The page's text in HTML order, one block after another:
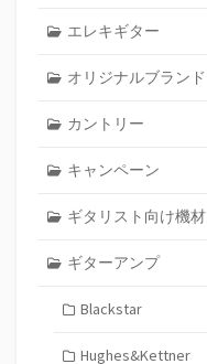
エレキギター
オリジナルブランド
カントリー
キャンペーン
ギタリスト向け機材
ギターアンプ
Blackstar
Hughes&Kettner